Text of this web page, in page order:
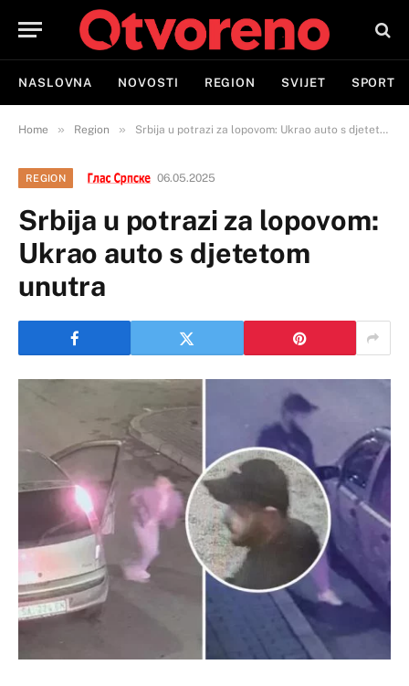
NASLOVNA NOVOSTI REGION SVIJET SPORT
Home » Region » Srbija u potrazi za lopovom: Ukrao auto s djetetom unutra
REGION 06.05.2025
Srbija u potrazi za lopovom:
Ukrao auto s djetetom
unutra